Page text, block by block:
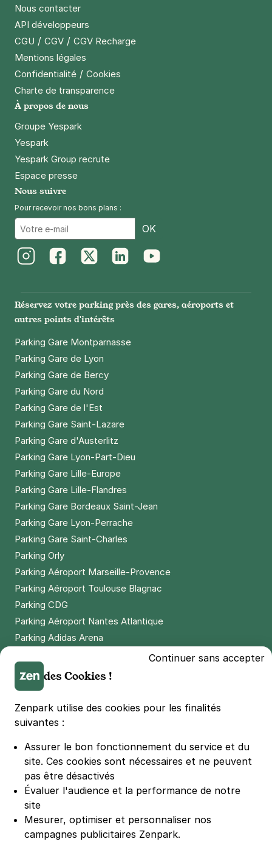
Nous contacter
API développeurs
CGU / CGV / CGV Recharge
Mentions légales
Confidentialité / Cookies
Charte de transparence
À propos de nous
Groupe Yespark
Yespark
Yespark Group recrute
Espace presse
Nous suivre
Pour recevoir nos bons plans :
OK
Réservez votre parking près des gares, aéroports et
autres points d'intérêts
Parking Gare Montparnasse
Parking Gare de Lyon
Parking Gare de Bercy
Parking Gare du Nord
Parking Gare de l'Est
Parking Gare Saint-Lazare
Parking Gare d'Austerlitz
Parking Gare Lyon-Part-Dieu
Parking Gare Lille-Europe
Parking Gare Lille-Flandres
Parking Gare Bordeaux Saint-Jean
Parking Gare Lyon-Perrache
Parking Gare Saint-Charles
Parking Orly
Parking Aéroport Marseille-Provence
Parking Aéroport Toulouse Blagnac
Parking CDG
Parking Aéroport Nantes Atlantique
Parking Adidas Arena
Parking LDLC Arena
Parking Stade Pierre Mauroy
Parking Groupama Stadium
Parking Vélodrome
Parking Bercy
Parking La Défense Arena
Parking Les 4 temps
Parking Nation
Parking Porte de Versailles
Parking Lille Grand Palais
Continuer sans accepter
des Cookies !
Zenpark utilise des cookies pour les finalités
suivantes :
Assurer le bon fonctionnement du service et du
site. Ces cookies sont nécessaires et ne peuvent
pas être désactivés
Évaluer l'audience et la performance de notre
site
Mesurer, optimiser et personnaliser nos
campagnes publicitaires Zenpark.